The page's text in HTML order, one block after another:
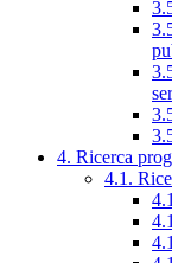
4. Ricerca
4.1.